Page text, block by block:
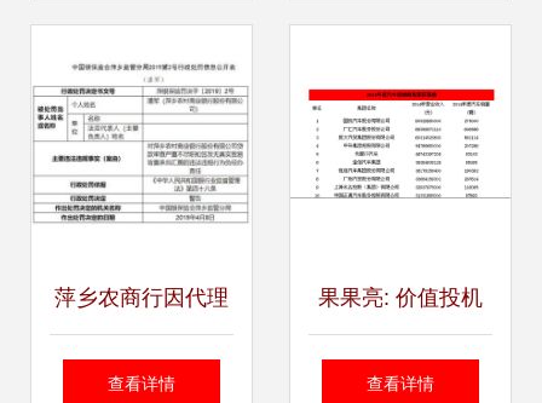
萍乡农商行因代理
保险业务违规被罚
查看详情
果果亮: 价值投机
正当时——正通汽
查看详情